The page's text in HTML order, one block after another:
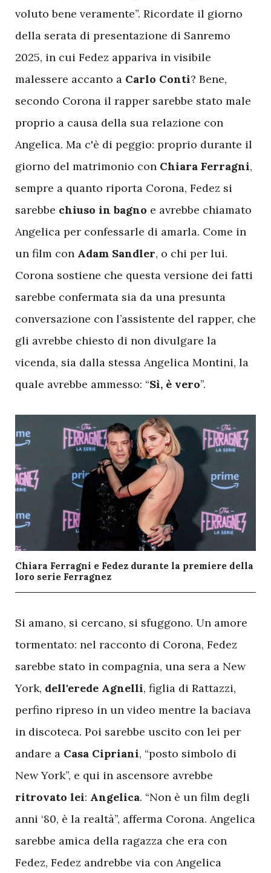
voluto bene veramente”. Ricordate il giorno
della serata di presentazione di Sanremo
2025, in cui Fedez appariva in visibile
malessere accanto a Carlo Conti? Bene,
secondo Corona il rapper sarebbe stato male
proprio a causa della sua relazione con
Angelica. Ma c'è di peggio: proprio durante il
giorno del matrimonio con Chiara Ferragni,
sempre a quanto riporta Corona, Fedez si
sarebbe chiuso in bagno e avrebbe chiamato
Angelica per confessarle di amarla. Come in
un film con Adam Sandler, o chi per lui.
Corona sostiene che questa versione dei fatti
sarebbe confermata sia da una presunta
conversazione con l’assistente del rapper, che
gli avrebbe chiesto di non divulgare la
vicenda, sia dalla stessa Angelica Montini, la
quale avrebbe ammesso: “Sì, è vero”.
Chiara Ferragni e Fedez durante la premiere della
loro serie Ferragnez
Si amano, si cercano, si sfuggono. Un amore
tormentato: nel racconto di Corona, Fedez
sarebbe stato in compagnia, una sera a New
York, dell'erede Agnelli, figlia di Rattazzi,
perfino ripreso in un video mentre la baciava
in discoteca. Poi sarebbe uscito con lei per
andare a Casa Cipriani, “posto simbolo di
New York”, e qui in ascensore avrebbe
ritrovato lei: Angelica. “Non è un film degli
anni ‘80, è la realtà”, afferma Corona. Angelica
sarebbe amica della ragazza che era con
Fedez, Fedez andrebbe via con Angelica